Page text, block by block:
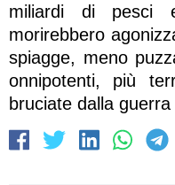
miliardi di pesci
morirebbero
spiagge, meno
onnipotenti, più
bruciate dalla